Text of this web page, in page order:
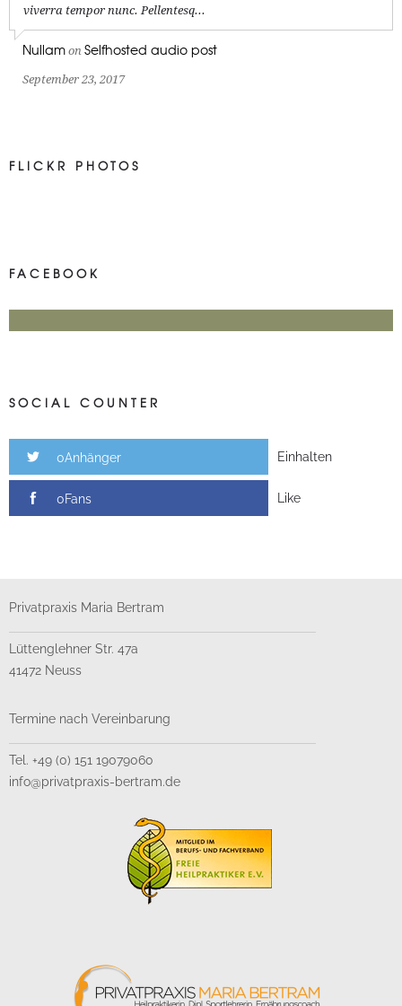
viverra tempor nunc. Pellentesq...
Nullam on Selfhosted audio post
September 23, 2017
FLICKR PHOTOS
FACEBOOK
SOCIAL COUNTER
0Anhänger Einhalten
0Fans Like
Privatpraxis Maria Bertram
Lüttenglehner Str. 47a
41472 Neuss
Termine nach Vereinbarung
Tel. +49 (0) 151 19079060
info@privatpraxis-bertram.de